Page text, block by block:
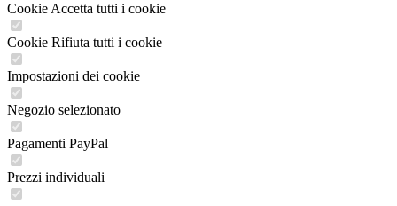
Cookie Accetta tutti i cookie
Cookie Rifiuta tutti i cookie
Impostazioni dei cookie
Negozio selezionato
Pagamenti PayPal
Prezzi individuali